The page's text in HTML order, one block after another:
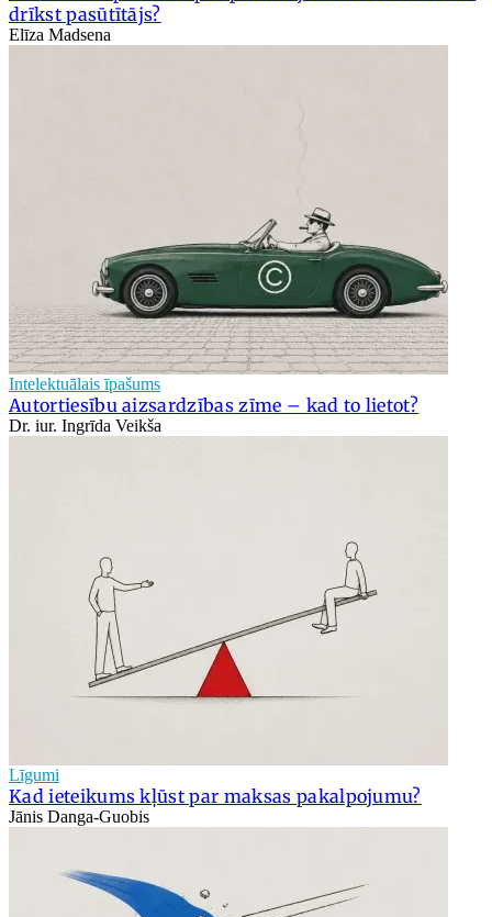
drīkst pasūtītājs?
Elīza Madsena
Intelektuālais īpašums
Autortiesību aizsardzības zīme – kad to lietot?
Dr. iur. Ingrīda Veikša
Līgumi
Kad ieteikums kļūst par maksas pakalpojumu?
Jānis Danga-Guobis